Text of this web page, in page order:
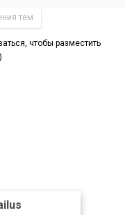
тем
чтобы разместить